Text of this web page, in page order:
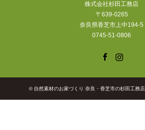
株式会社杉田工務店
〒639-0265
奈良県香芝市上中194-5
0745-51-0806
© 自然素材のお家づくり 奈良・香芝市の杉田工務店